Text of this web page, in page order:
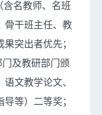
含名教师、名班
骨干班主任、教
突出者优先；
及教研部门颁
文教学论文、
等）二等奖；